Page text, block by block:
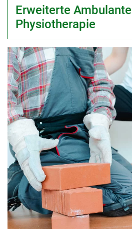
Erweiterte Ambulante
Physiotherapie